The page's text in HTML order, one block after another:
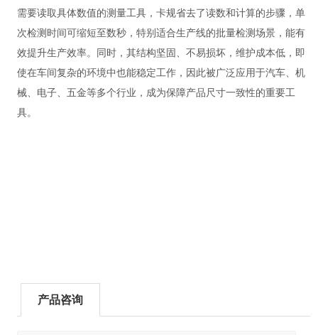
需要读取具体数值的测量工具，卡规省去了读数和计算的步骤，单
次检测时间可缩短至数秒，特别适合生产线的批量检测场景，能有
效提升生产效率。同时，其结构坚固、不易损坏，维护成本低，即
使在车间复杂的环境中也能稳定工作，因此被广泛应用于汽车、机
械、电子、五金等多个行业，成为保障产品尺寸一致性的重要工
具。
产品咨询